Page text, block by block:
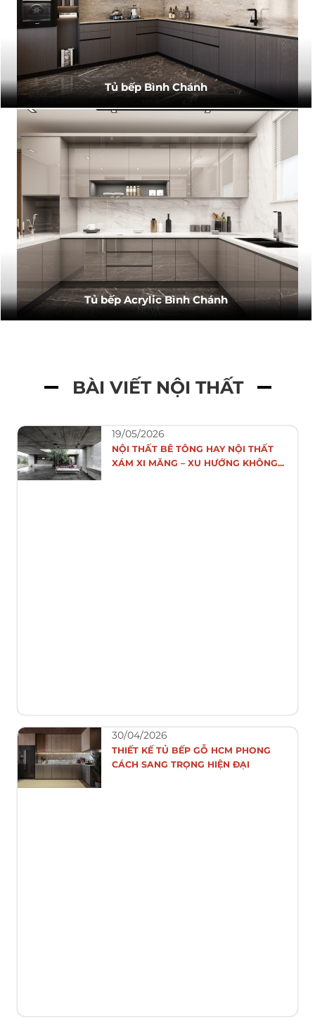
Tủ bếp Bình Chánh
Tủ bếp Acrylic Bình Chánh
BÀI VIẾT NỘI THẤT
19/05/2026
NỘI THẤT BÊ TÔNG HAY NỘI THẤT
XÁM XI MĂNG – XU HƯỚNG KHÔNG...
30/04/2026
THIẾT KẾ TỦ BẾP GỖ HCM PHONG
CÁCH SANG TRỌNG HIỆN ĐẠI